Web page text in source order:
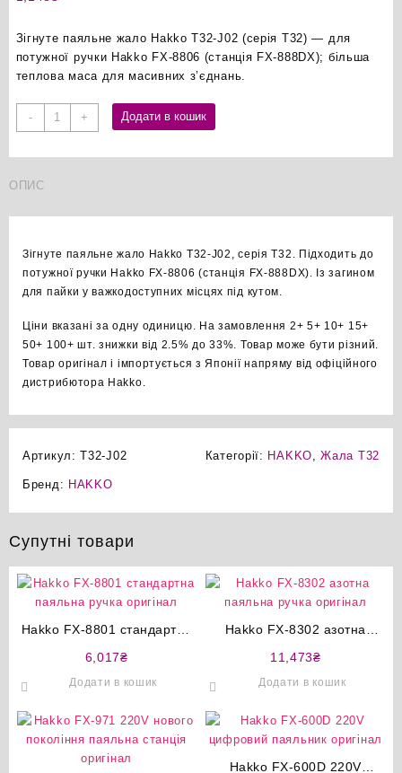
Зігнуте паяльне жало Hakko T32-J02 (серія T32) — для
потужної ручки Hakko FX-8806 (станція FX-888DX); більша
теплова маса для масивних з’єднань.
-
Hakko
T32-
паяльне
+ Додати в кошик
ОПИС
Зігнуте паяльне жало Hakko T32-J02, серія T32. Підходить до
потужної ручки Hakko FX-8806 (станція FX-888DX). Із загином
для пайки у важкодоступних місцях під кутом.
Ціни вказані за одну одиницю. На замовлення 2+ 5+ 10+ 15+
50+ 100+ шт. знижки від 2.5% до 33%. Товар може бути різний.
Товар оригінал і імпортується з Японії напряму від офіційного
дистрибютора Hakko.
Артикул:T32-J02 Категорії: HAKKO ,Жала T32
Бренд: HAKKO
Супутні товари
Hakko FX-8801 стандартна
6,017₴
Додати в кошик
Hakko FX-8302 азотна
11,473₴
Додати в кошик
Hakko FX-600D 220V